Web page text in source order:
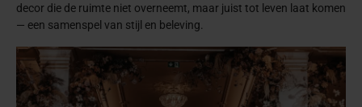
decor die de ruimte niet overneemt, maar juist tot leven laat komen
— een samenspel van stijl en beleving.